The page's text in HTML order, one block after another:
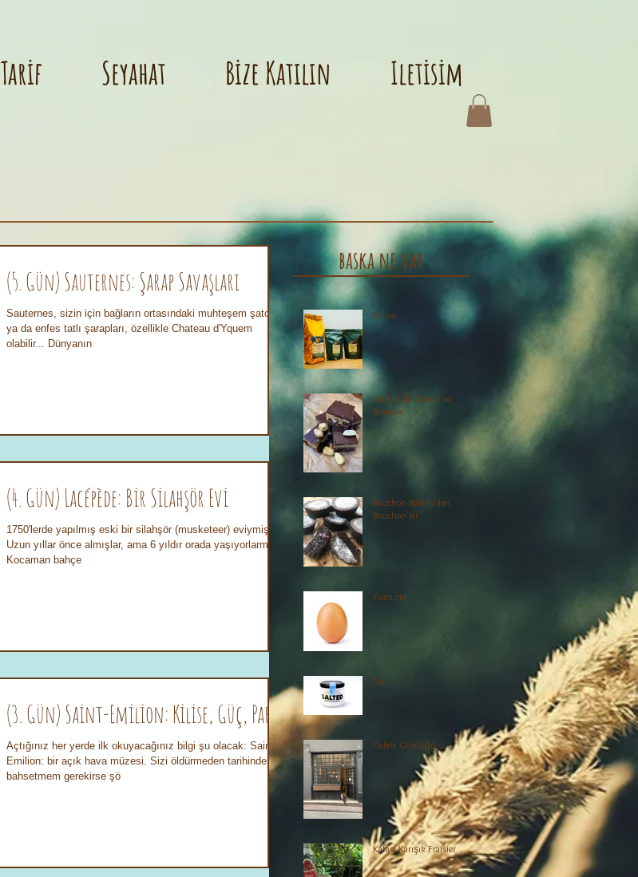
Tarif Seyahat Bize Katılın Iletisim
(5. Gün) Sauternes: Şarap Savaşları
Sauternes, sizin için bağların ortasındaki muhteşem şatoları
ya da enfes tatlı şarapları, özellikle Chateau d'Yquem
olabilir... Dünyanın
(4. Gün) Lacépède: Bir Silahşör Evi
1750'lerde yapılmış eski bir silahşör (musketeer) eviymiş...
Uzun yıllar önce almışlar, ama 6 yıldır orada yaşıyorlarmış.
Kocaman bahçe
(3. Gün) Saint-Emilion: Kilise, Güç, Para
Açtığınız her yerde ilk okuyacağınız bilgi şu olacak: Saint-
Emilion: bir açık hava müzesi. Sizi öldürmeden tarihinden
bahsetmem gerekirse şö
baska ne var
Kahve
Yer Fıstığı Ezmesi ve
Brownie
Bouchon Bakery'den
Bouchon'lar
Yumurta
Tuz
Galata Günlüğü
Kafası Karışık Fraisier